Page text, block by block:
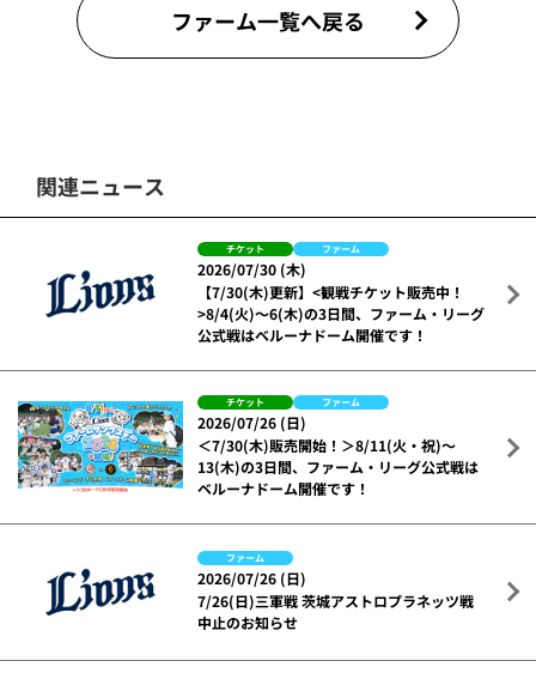
ファーム一覧へ戻る
関連ニュース
チケット ファーム
2026/07/30 (木)
【7/30(木)更新】<観戦チケット販売中！
>8/4(火)～6(木)の3日間、ファーム・リーグ
公式戦はベルーナドーム開催です！
チケット ファーム
2026/07/26 (日)
＜7/30(木)販売開始！＞8/11(火・祝)～
13(木)の3日間、ファーム・リーグ公式戦は
ベルーナドーム開催です！
ファーム
2026/07/26 (日)
7/26(日)三軍戦 茨城アストロプラネッツ戦
中止のお知らせ